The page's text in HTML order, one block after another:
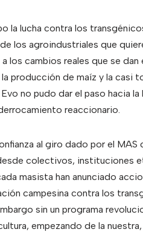
la lucha contra los
los agroindustriales que
los cambios reales que se
producción de maíz y la casi
no pudo dar el paso hacia
reaccionario.
al giro dado por el
colectivos, instituciones
masista han anunciado
campesina contra los
sin un programa
empezando de la